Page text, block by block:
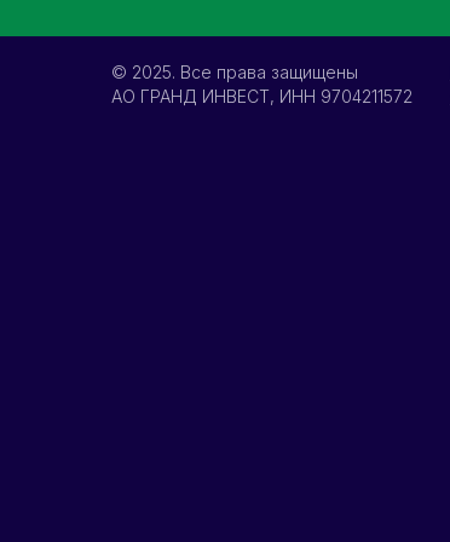
© 2025. Все права защищены
АО ГРАНД ИНВЕСТ, ИНН 9704211572